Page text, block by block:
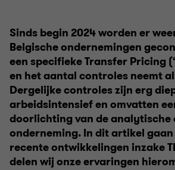
Sinds begin 2024 worden er
Belgische ondernemingen
een specifieke Transfer Pricing
en het aantal controles neemt
Dergelijke controles zijn erg
arbeidsintensief en omvatten
doorlichting van de analytische
onderneming. In dit artikel gaan
recente ontwikkelingen inzake
delen wij onze ervaringen